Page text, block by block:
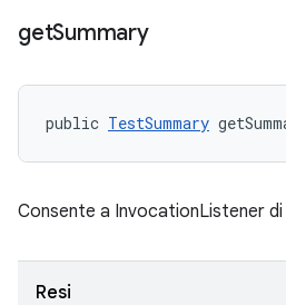
getSummary
public TestSummary
Consente a InvocationListener
Resi